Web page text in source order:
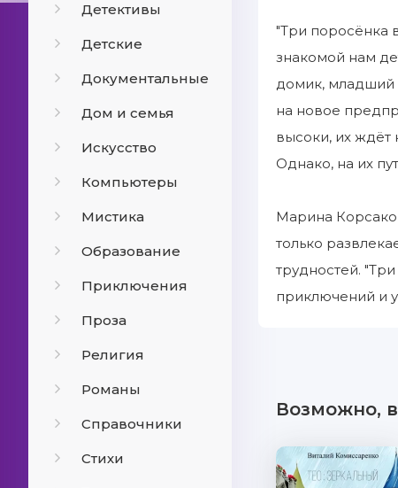
Детективы
Детские
Документальные
Дом и семья
Искусство
Компьютеры
Мистика
Образование
Приключения
Проза
Религия
Романы
Справочники
Стихи
"Три поросёнка
знакомой нам
домик, младший
на новое
высоки, их ждёт
Однако, на их
Марина
только
трудностей.
приключений и
Возможно,